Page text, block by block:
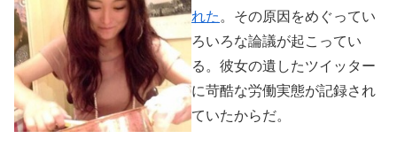
れた 。その原因をめぐってい
ろいろな論議が起こってい
る。彼女の遺したツイッター
に苛酷な労働実態が記録され
ていたからだ。